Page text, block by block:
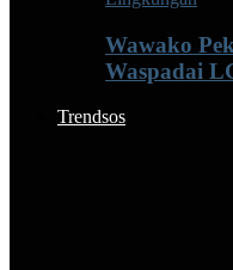
Wawako
Waspadai
Trendsos